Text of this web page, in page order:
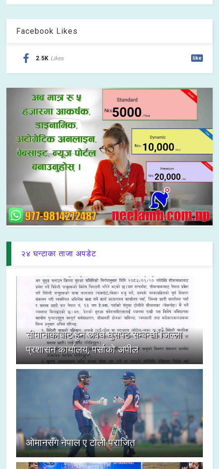
Facebook Likes
2.5K Likes like
२४ घन्टाका ताजा अपडेट
सीमानाकाबाट हुने अवैध घुसपैठ सम्बन्धी जिल्ला
प्रशासन कार्यालय, पर्साको अपील
ओमानसँग नेपाल ए टोली पराजित